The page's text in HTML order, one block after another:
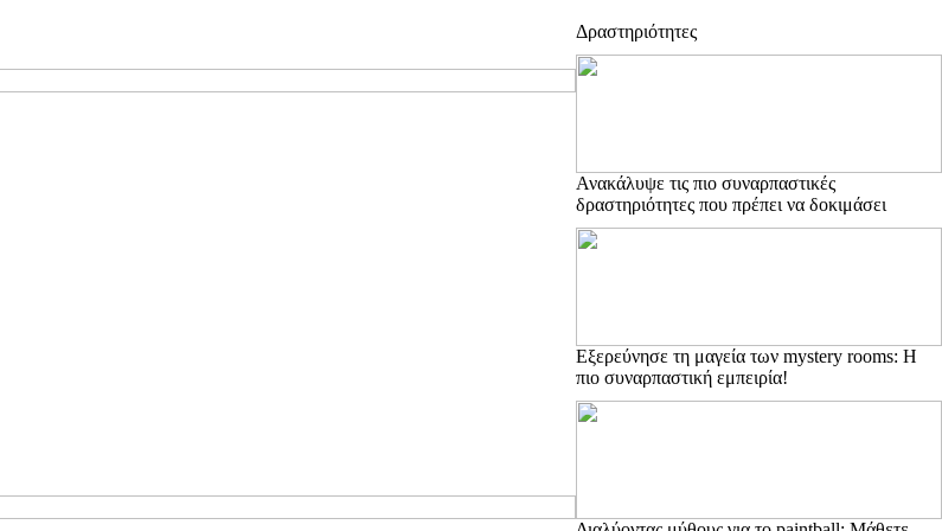
Δραστηριότητες
Ανακάλυψε τις πιο συναρπαστικές
δραστηριότητες που πρέπει να δοκιμάσει
Εξερεύνησε τη μαγεία των mystery rooms: Η
πιο συναρπαστική εμπειρία!